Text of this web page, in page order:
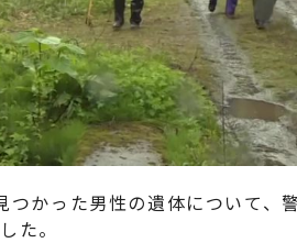
かった男性の遺体について、
た。